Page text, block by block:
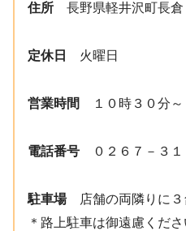
住所 長野県軽井沢町長倉
定休日 火曜日
営業時間 １０時３０分～
電話番号 ０２６７－３１
駐車場店舗の両隣りに３
＊路上駐車は御遠慮くだ